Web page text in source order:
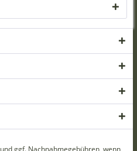
und ggf. Nachnahmegebühren, wenn